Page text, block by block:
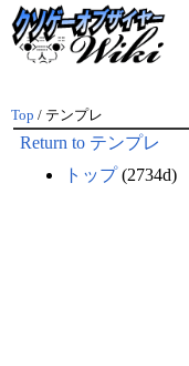
Top / テンプレ
Return to テンプレ
トップ(2734d)